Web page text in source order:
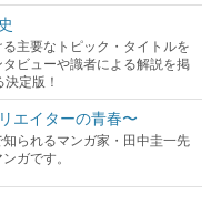
主要なトピック・タイトルを
ビューや識者による解説を掲
定版！
エイターの青春〜
られるマンガ家・田中圭一先
ガです。